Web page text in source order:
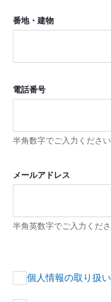
番地・建物
電話番号
半角数字でご入力くださ
メールアドレス
半角英数字でご入力くださ
個人情報の取り扱い